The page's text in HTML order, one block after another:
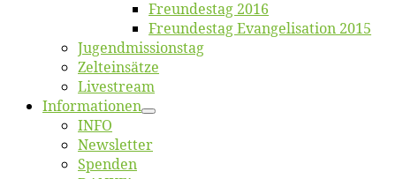
Freun­des­tag 2016
Freun­des­tag Evan­ge­li­sa­ti­on 2015
Jugend­mis­sions­tag
Zelt­ein­sät­ze
Live­stream
Informatio­nen
INFO
News­let­ter
Spen­den